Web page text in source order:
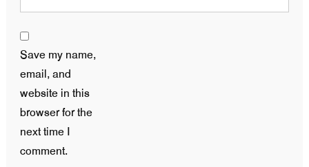
Save my name,
email, and
website in this
browser for the
next time I
comment.